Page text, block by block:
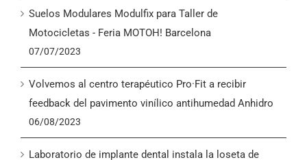
Contactar
English
Suelos Modulares Modulfix para Taller de
Motocicletas - Feria MOTOH! Barcelona
07/07/2023
Volvemos al centro terapéutico Pro·Fit a recibir
feedback del pavimento vinílico antihumedad Anhidro
06/08/2023
Laboratorio de implante dental instala la loseta de